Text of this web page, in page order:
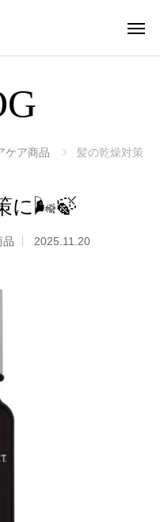
ケア商品
髪の乾燥対策
に🌬️🍃
品 2025.11.20